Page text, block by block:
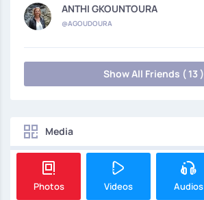
ANTHI GKOUNTOURA
@AGOUDOURA
Show All Friends ( 13 )
Media
Photos Videos Audios